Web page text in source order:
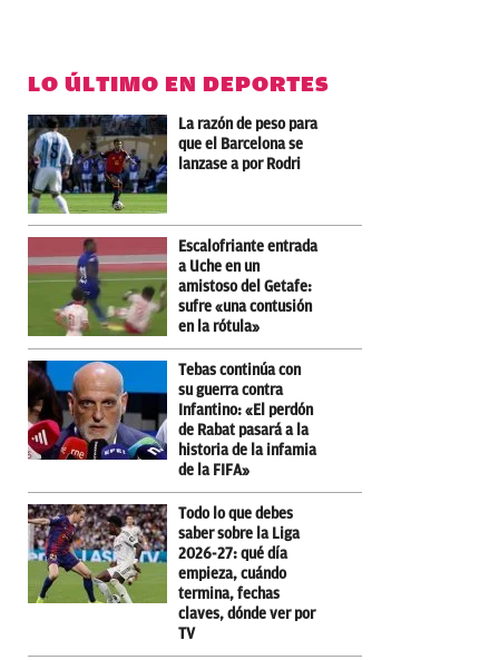
LO ÚLTIMO EN DEPORTES
La razón de peso para
que el Barcelona se
lanzase a por Rodri
Escalofriante entrada
a Uche en un
amistoso del Getafe:
sufre «una contusión
en la rótula»
Tebas continúa con
su guerra contra
Infantino: «El perdón
de Rabat pasará a la
historia de la infamia
de la FIFA»
Todo lo que debes
saber sobre la Liga
2026-27: qué día
empieza, cuándo
termina, fechas
claves, dónde ver por
TV